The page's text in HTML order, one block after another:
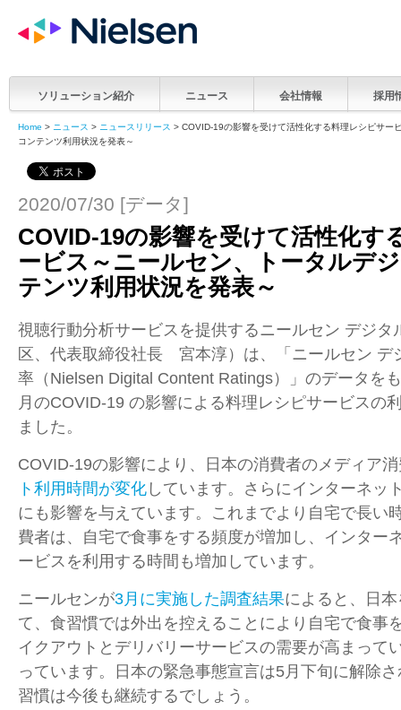
ソリューション紹介 ニュース 会社情報 採用
Home > ニュース > ニュースリリース > COVID-19の影響を受けて活性化する料理レシピサー
コンテンツ利用状況を発表～
2020/07/30 [データ]
COVID-19の影響を受けて活性化す
ービス～ニールセン、トータルデ
テンツ利用状況を発表～
視聴行動分析サービスを提供するニールセン デジタ
区、代表取締役社長 宮本淳）は、「ニールセン デ
率（Nielsen Digital Content Ratings）」のデータを
月のCOVID-19 の影響による料理レシピサービスの
ました。
COVID-19の影響により、日本の消費者のメディア
ト利用時間が変化しています。さらにインターネッ
にも影響を与えています。これまでより自宅で長い
費者は、自宅で食事をする頻度が増加し、インター
ービスを利用する時間も増加しています。
ニールセンが3月に実施した調査結果によると、日
て、食習慣では外出を控えることにより自宅で食事
イクアウトとデリバリーサービスの需要が高まって
っています。日本の緊急事態宣言は5月下旬に解除
習慣は今後も継続するでしょう。